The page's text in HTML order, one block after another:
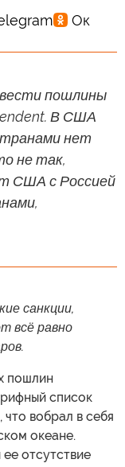
пошлины
В США
нет
не так,
США с Россией
санкции,
всё равно
пошлин
список
вобрал в себя
океане.
отсутствие